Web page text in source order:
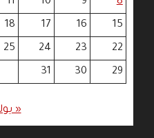
15
16
17
18
22
23
24
25
29
30
31
«